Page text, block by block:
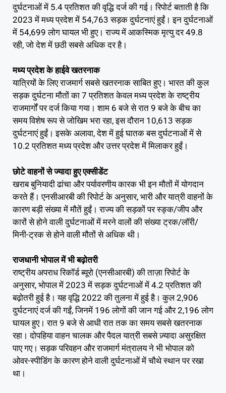
दुर्घटनाओं में 5.4 प्रतिशत की वृद्धि दर्ज की गई। रिपोर्ट बताती है कि
2023 में मध्य प्रदेश में 54,763 सड़क दुर्घटनाएं हुईं। इन दुर्घटनाओं
में 54,699 लोग घायल भी हुए। राज्य में आकस्मिक मृत्यु दर 49.8
रही, जो देश में छठी सबसे अधिक दर है।
मध्य प्रदेश के हाईवे खतरनाक
यात्रियों के लिए राजमार्ग सबसे खतरनाक साबित हुए। भारत की कुल
सड़क दुर्घटना मौतों का 7 प्रतिशत केवल मध्य प्रदेश के राष्ट्रीय
राजमार्गों पर दर्ज किया गया। शाम 6 बजे से रात 9 बजे के बीच का
समय विशेष रूप से जोखिम भरा रहा, इस दौरान 10,613 सड़क
दुर्घटनाएं हुईं। इसके अलावा, देश में हुई घातक बस दुर्घटनाओं में से
10.2 प्रतिशत मध्य प्रदेश और उत्तर प्रदेश में मिलाकर हुईं।
छोटे वाहनों से ज्यादा हुए एक्सीडेंट
खराब बुनियादी ढांचा और पर्यावरणीय कारक भी इन मौतों में योगदान
करते हैं। एनसीआरबी की रिपोर्ट के अनुसार, भारी और यात्री वाहनों के
कारण बड़ी संख्या में मौतें हुईं। राज्य की सड़कों पर स्ङ्क/जीप और
कारों से होने वाली दुर्घटनाओं में मरने वालों की संख्या ट्रक/लॉरी/
मिनी-ट्रक से होने वाली मौतों से अधिक थी।
राजधानी भोपाल में भी बढ़ोतरी
राष्ट्रीय अपराध रिकॉर्ड ब्यूरो (एनसीआरबी) की ताज़ा रिपोर्ट के
अनुसार, भोपाल में 2023 में सड़क दुर्घटनाओं में 4.2 प्रतिशत की
बढ़ोतरी हुई है। यह वृद्धि 2022 की तुलना में हुई है। कुल 2,906
दुर्घटनाएं दर्ज की गईं, जिनमें 196 लोगों की जान गई और 2,196 लोग
घायल हुए। रात 9 बजे से आधी रात तक का समय सबसे खतरनाक
रहा। दोपहिया वाहन चालक और पैदल यात्री सबसे ज़्यादा असुरक्षित
पाए गए। सड़क परिवहन और राजमार्ग मंत्रालय ने भी भोपाल को
ओवर-स्पीडिंग के कारण होने वाली दुर्घटनाओं में चौथे स्थान पर रखा
था।